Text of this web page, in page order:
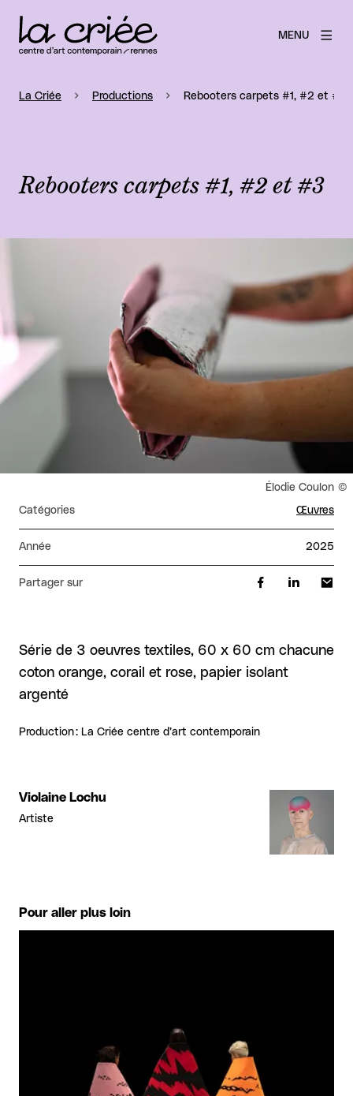
MENU
La Criée Productions Rebooters carpets #1, #2 et #3
Rebooters carpets #1, #2 et #3
Droits réservés :
Élodie Coulon
Catégories Œuvres
Année 2025
Partager sur
Série de 3 oeuvres textiles, 60 x 60 cm chacune
coton orange, corail et rose, papier isolant
argenté
Production : La Criée centre d’art contemporain
Violaine Lochu
Artiste
Pour aller plus loin